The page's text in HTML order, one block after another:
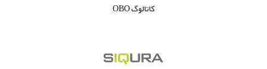
کاتالوگ OBO